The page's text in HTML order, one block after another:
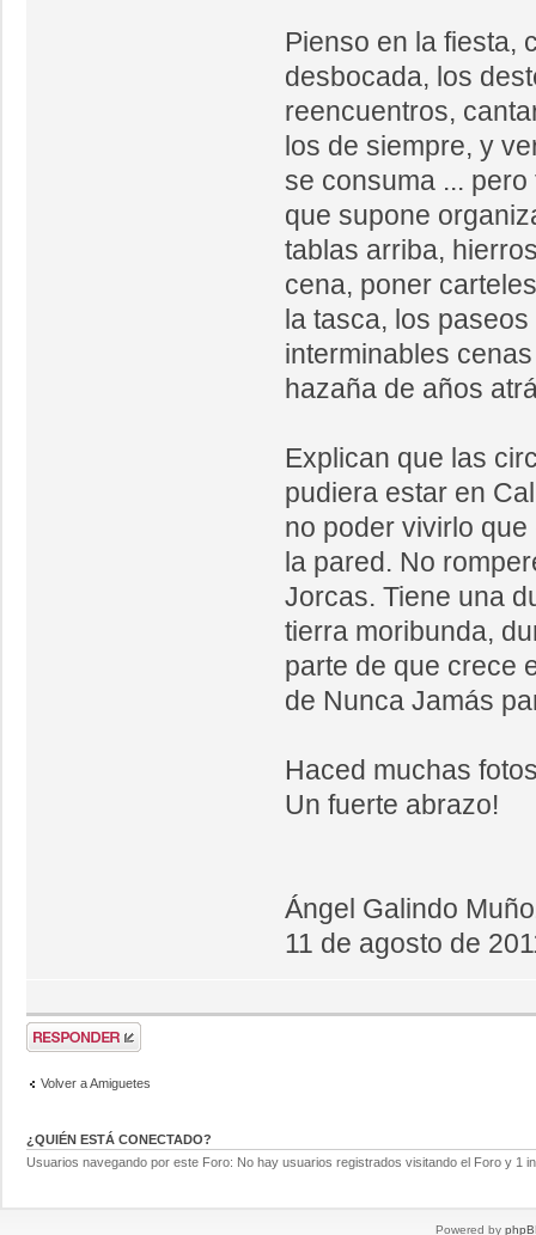
Pienso en la fiesta,
desbocada, los
reencuentros,
los de siempre, y
se consuma ...
que supone
tablas arriba,
cena, poner
la tasca, los
interminables
hazaña de años
Explican que las
pudiera estar en
no poder vivirlo
la pared. No
Jorcas. Tiene una
tierra moribunda,
parte de que crece
de Nunca Jamás
Haced muchas
Un fuerte abrazo!
Ángel Galindo
11 de agosto de
Volver a Amiguetes
¿QUIÉN ESTÁ CONECTADO?
Usuarios navegando por este Foro: No hay usuarios registrados visitando el Foro y 1
Powered by